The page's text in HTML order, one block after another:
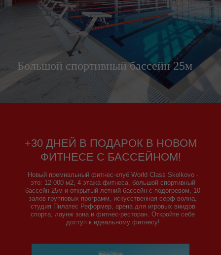
Большой спортивный бассейн 25м
+30 ДНЕЙ В ПОДАРОК В НОВОМ
ФИТНЕСЕ С БАССЕЙНОМ!
Новый премиальный фитнес-клуб World Class Skolkovo -
это: 12 000 м2, 4 этажа фитнеса, большой спортивный
бассейн 25м и открытый летний бассейн с подогревом, 10
залов групповых программ, искусственная серф-волна,
студия Пилатес Реформер, арена для игровых виидов
спорта, лаунж зона и фитнес-ресторан. Откройте себе
доступ к идеальному фитнесу!